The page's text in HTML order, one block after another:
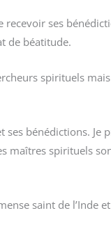
recevoir ses
de béatitude.
spirituels
bénédictions.
maîtres spirituels
saint de l’Inde